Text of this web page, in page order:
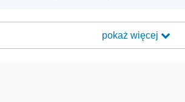
pokaż więcej